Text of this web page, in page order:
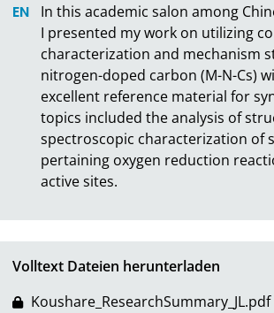
In this academic salon among
I presented my work on utilizing
characterization and mechanism
nitrogen-doped carbon (M-N-Cs)
excellent reference material for
topics included the analysis of
spectroscopic characterization of
pertaining oxygen reduction
active sites.
Volltext Dateien herunterladen
Koushare_ResearchSummary_JL.pdf